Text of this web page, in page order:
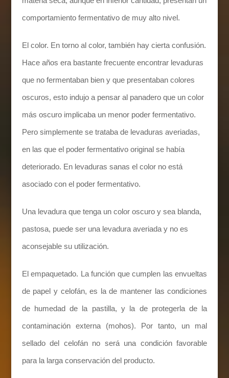
comportamiento fermentativo de muy alto nivel.
El color. En torno al color, también hay cierta confusión.
Hace años era bastante frecuente encontrar levaduras
que no fermentaban bien y que presentaban colores
oscuros, esto indujo a pensar al panadero que un color
más oscuro implicaba un menor poder fermentativo.
Pero simplemente se trataba de levaduras averiadas,
en las que el poder fermentativo original se había
deteriorado. En levaduras sanas el color no está
asociado con el poder fermentativo.
Una levadura que tenga un color oscuro y sea blanda,
pastosa, puede ser una levadura averiada y no es
aconsejable su utilización.
El empaquetado. La función que cumplen las envueltas
de papel y celofán, es la de mantener las condiciones
de humedad de la pastilla, y la de protegerla de la
contaminación externa (mohos). Por tanto, un mal
sellado del celofán no será una condición favorable
para la larga conservación del producto.